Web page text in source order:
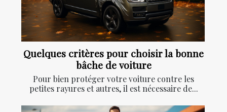
Quelques critères pour choisir la bonne
bâche de voiture
Pour bien protéger votre voiture contre les
petites rayures et autres, il est nécessaire de...